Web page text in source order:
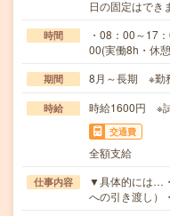
日の固定はでき
時間
・08：00～17
00(実働8h・休
期間 8月～長期 ※勤
時給 時給1600円 ※
交通費
全額支給
仕事内容
▼具体的には…
への引き渡し